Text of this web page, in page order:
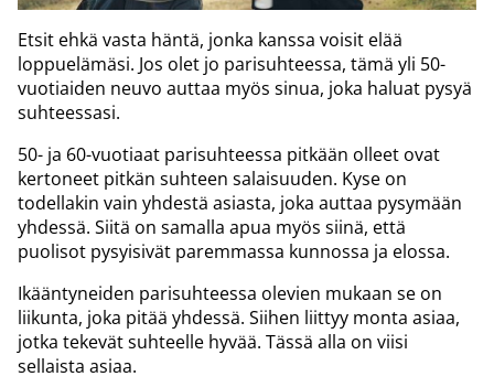
Etsit ehkä vasta häntä, jonka kanssa voisit elää
loppuelämäsi. Jos olet jo parisuhteessa, tämä yli 50-
vuotiaiden neuvo auttaa myös sinua, joka haluat pysyä
suhteessasi.
50- ja 60-vuotiaat parisuhteessa pitkään olleet ovat
kertoneet pitkän suhteen salaisuuden. Kyse on
todellakin vain yhdestä asiasta, joka auttaa pysymään
yhdessä. Siitä on samalla apua myös siinä, että
puolisot pysyisivät paremmassa kunnossa ja elossa.
Ikääntyneiden parisuhteessa olevien mukaan se on
liikunta, joka pitää yhdessä. Siihen liittyy monta asiaa,
jotka tekevät suhteelle hyvää. Tässä alla on viisi
sellaista asiaa.